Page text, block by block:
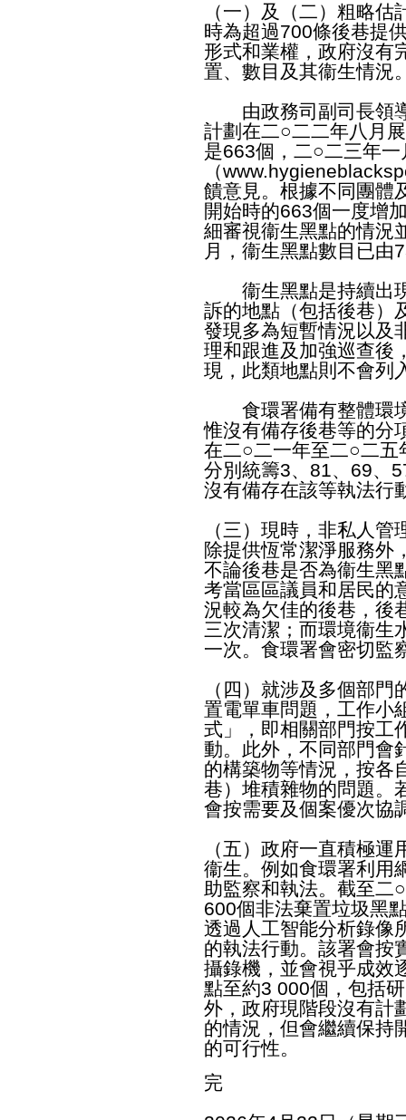
（一）及（二）粗略
時為超過700條後巷提
形式和業權，政府沒有
置、數目及其衞生情況
由政務司副司長領導
計劃在二○二二年八月
是663個，二○二三年一
（
饋意見。根據不同團體
開始時的663個一度增
細審視衞生黑點的情況
月，衞生黑點數目已由
衞生黑點是持續出現
訴的地點（包括後巷）
發現多為短暫情況以及
理和跟進及加強巡查後
現，此類地點則不會列
食環署備有整體環境
惟沒有備存後巷等的分
在二○二一年至二○二五
分別統籌3、81、69、
沒有備存在該等執法行
（三）現時，非私人
除提供恆常潔淨服務外
不論後巷是否為衞生黑
考當區區議員和居民的
況較為欠佳的後巷，後
三次清潔；而環境衞生
一次。食環署會密切監
（四）就涉及多個部
置電單車問題，工作小
式」，即相關部門按工
動。此外，不同部門會
的構築物等情況，按各
巷）堆積雜物的問題。
會按需要及個案優次協
（五）政府一直積極
衞生。例如食環署利用
助監察和執法。截至二
600個非法棄置垃圾黑
透過人工智能分析錄像
的執法行動。該署會按
攝錄機，並會視乎成效
點至約3 000個，包括
外，政府現階段沒有計
的情況，但會繼續保持
的可行性。
完